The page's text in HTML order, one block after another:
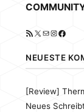
RSS-Feed
X E-MailInstagram
NEUESTE
[Review]
Neues